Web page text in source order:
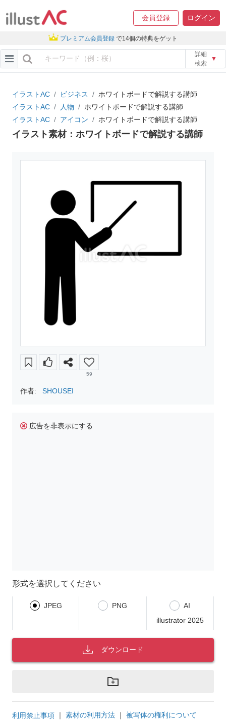
会員登録 ログイン
プレミアム会員登録 で14個の特典をゲット
詳細
検索
▼
イラストAC ビジネス
ホワイトボードで解説する講師
イラストAC
人物
ホワイトボードで解説する講師
イラストAC
アイコン ホワイトボードで解説する講師
イラスト素材：ホワイトボードで解説する講師
59
作者: SHOUSEI
広告を非表示にする
形式を選択してください
JPEG PNG
AI
illustrator 2025
ダウンロード
利用禁止事項 ｜ 素材の利用方法 ｜ 被写体の権利について